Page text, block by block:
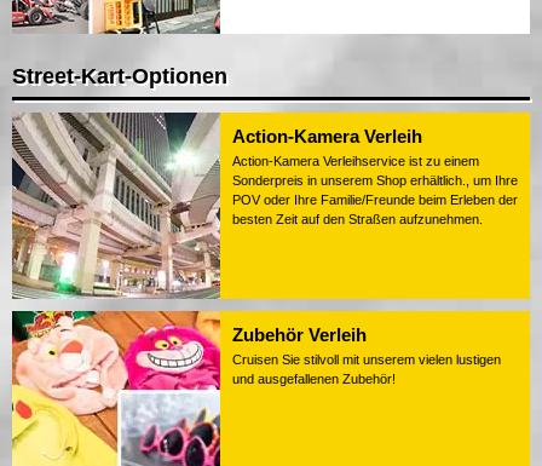
Street-Kart-Optionen
Action-Kamera Verleih
Action-Kamera Verleihservice ist zu einem
Sonderpreis in unserem Shop erhältlich., um Ihre
POV oder Ihre Familie/Freunde beim Erleben der
besten Zeit auf den Straßen aufzunehmen.
Zubehör Verleih
Cruisen Sie stilvoll mit unserem vielen lustigen
und ausgefallenen Zubehör!